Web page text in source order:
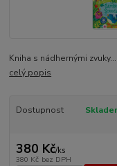
Kniha s nádhernými
celý popis
Dostupnost
380 Kč/ks
380 Kč bez DPH